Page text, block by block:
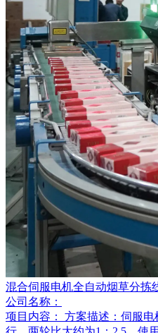
混合伺服电机全自动烟草分拣
公司名称：
项目内容：
方案描述：伺服